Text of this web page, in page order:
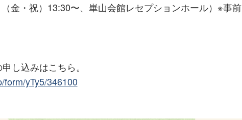
（金・祝）13:30〜、崋山会館レセプションホール）※事前
し込みはこちら。
form/yTy5/346100